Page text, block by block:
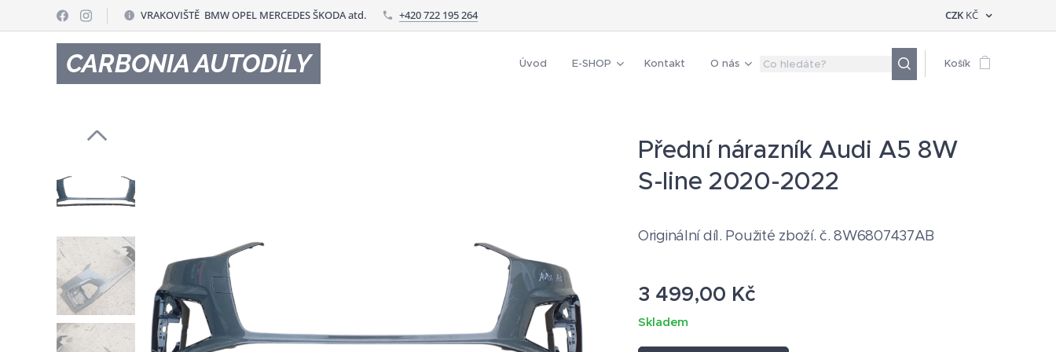
VRAKOVIŠTĚ BMW OPEL MERCEDES ŠKODA atd. +420 722 195 264 CZK KČ
CARBONIA AUTODÍLY Úvod E-SHOP Kontakt O nás Košík
Přední nárazník Audi A5 8W
S-line 2020-2022
Originální díl. Použité zboží. č. 8W6807437AB
3 499,00 Kč
Skladem